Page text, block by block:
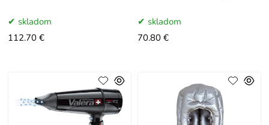
skladom
112.70 €
ergonomicky tvarovanou rúčkou a
silným
skladom
70.80 €